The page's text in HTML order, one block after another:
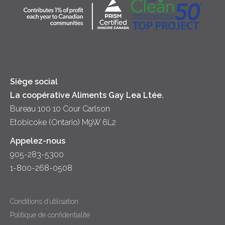
Crème sure
Location
Siège social
La coopérative Aliments Gay Lea Ltée.
Bureau 100 10 Cour Carlson
Etobicoke (Ontario) M9W 6L2
Appelez-nous
905-283-5300
1-800-268-0508
Conditions d’utilisation
Politique de confidentialité